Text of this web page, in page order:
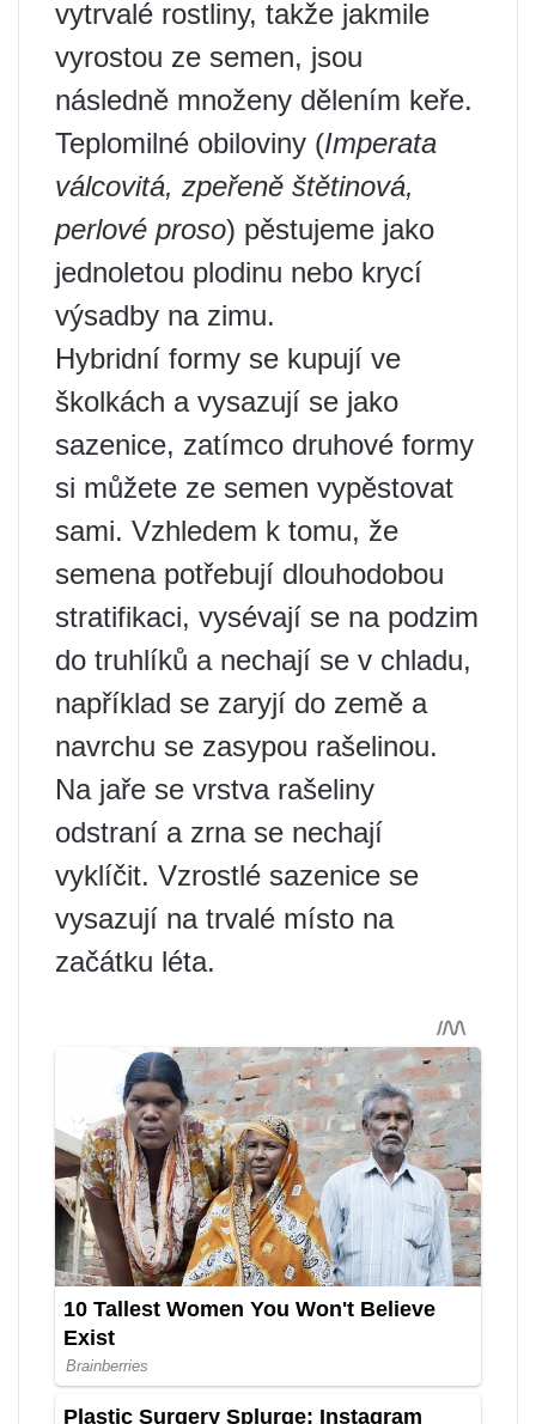
vytrvalé rostliny, takže jakmile
vyrostou ze semen, jsou
následně množeny dělením keře.
Teplomilné obiloviny (Imperata
válcovitá, zpeřeně štětinová,
perlové proso) pěstujeme jako
jednoletou plodinu nebo krycí
výsadby na zimu.
Hybridní formy se kupují ve
školkách a vysazují se jako
sazenice, zatímco druhové formy
si můžete ze semen vypěstovat
sami. Vzhledem k tomu, že
semena potřebují dlouhodobou
stratifikaci, vysévají se na podzim
do truhlíků a nechají se v chladu,
například se zaryjí do země a
navrchu se zasypou rašelinou.
Na jaře se vrstva rašeliny
odstraní a zrna se nechají
vyklíčit. Vzrostlé sazenice se
vysazují na trvalé místo na
začátku léta.